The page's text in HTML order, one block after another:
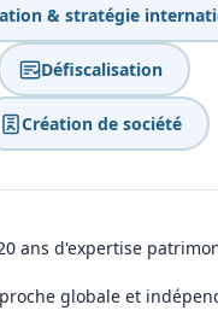
& stratégie
Défiscalisation
Création de société
ans d'expertise
globale et